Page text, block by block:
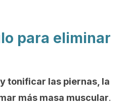
para eliminar
tonificar las piernas, la
más masa muscular.